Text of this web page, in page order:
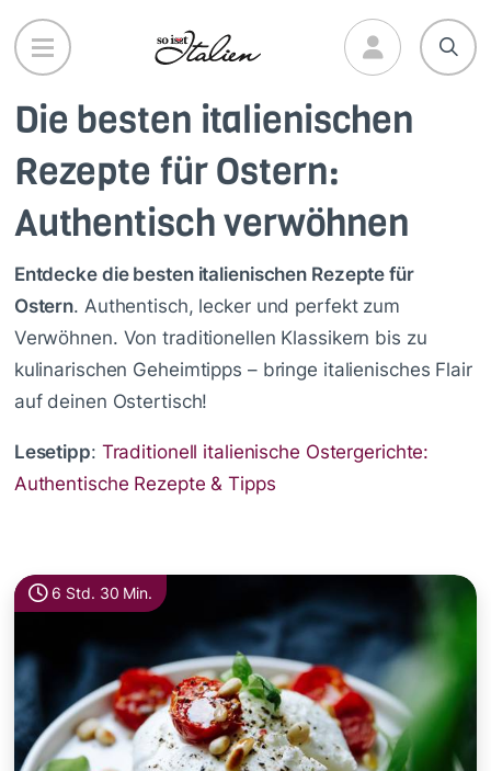
Direkt
zum
Inhalt
Die besten italienischen
Rezepte für Ostern:
Authentisch verwöhnen
Entdecke die besten italienischen Rezepte für
Ostern. Authentisch, lecker und perfekt zum
Verwöhnen. Von traditionellen Klassikern bis zu
kulinarischen Geheimtipps – bringe italienisches Flair
auf deinen Ostertisch!
Lesetipp: Traditionell italienische Ostergerichte:
Authentische Rezepte & Tipps
6 Std. 30 Min.